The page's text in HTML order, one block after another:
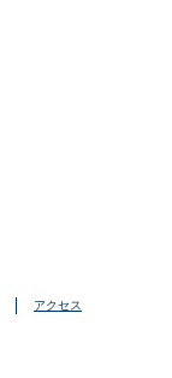
アクセス